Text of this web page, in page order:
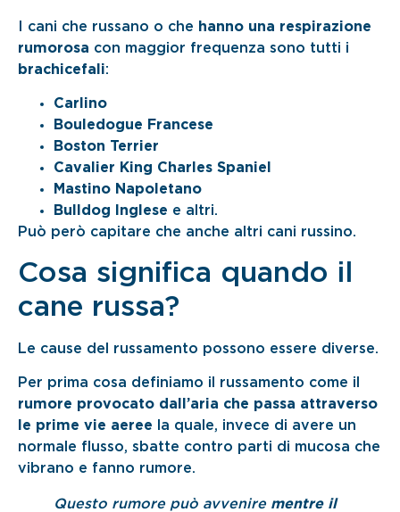
I cani che russano o che hanno una respirazione
rumorosa con maggior frequenza sono tutti i
brachicefali:
Carlino
Bouledogue Francese
Boston Terrier
Cavalier King Charles Spaniel
Mastino Napoletano
Bulldog Inglese e altri.
Può però capitare che anche altri cani russino.
Cosa significa quando il
cane russa?
Le cause del russamento possono essere diverse.
Per prima cosa definiamo il russamento come il
rumore provocato dall’aria che passa attraverso
le prime vie aeree la quale, invece di avere un
normale flusso, sbatte contro parti di mucosa che
vibrano e fanno rumore.
Questo rumore può avvenire mentre il